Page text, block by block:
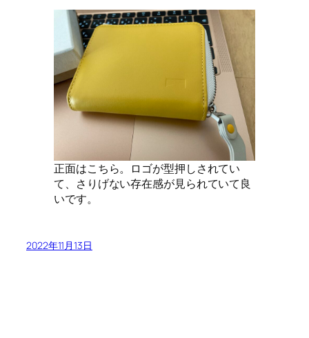
正面はこちら。ロゴが型押しされてい
て、さりげない存在感が見られていて良
いです。
2022年11月13日